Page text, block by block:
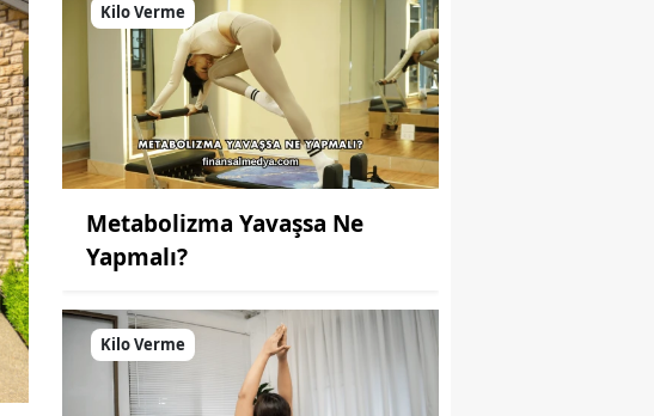
Kilo Verme
Metabolizma Yavaşsa Ne
Yapmalı?
Kilo Verme